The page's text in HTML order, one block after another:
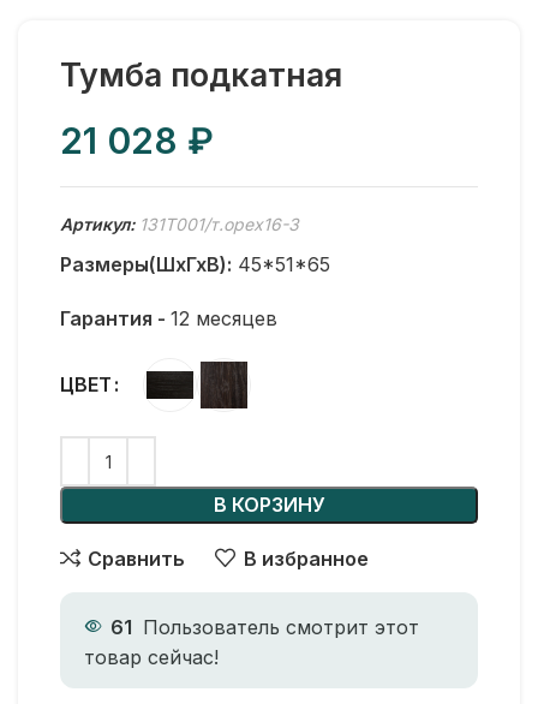
Тумба подкатная
₽
Артикул: 131T001/т.орех16-3
Размеры(ШхГхВ): 45*51*65
Гарантия - 12 месяцев
ЦВЕТ
В КОРЗИНУ
Сравнить В избранное
61 Пользователь смотрит этот
товар сейчас!